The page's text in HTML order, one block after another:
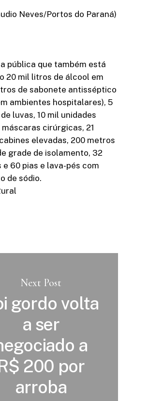
Neves/Portos do Paraná)
pública que também está
20 mil litros de álcool em
de sabonete antisséptico
ambientes hospitalares), 5
luvas, 10 mil unidades
cirúrgicas, 21
elevadas, 200 metros
grade de isolamento, 32
e 60 pias e lava-pés com
de sódio.
Next Post
gordo volta
a ser
a
200 por
arroba